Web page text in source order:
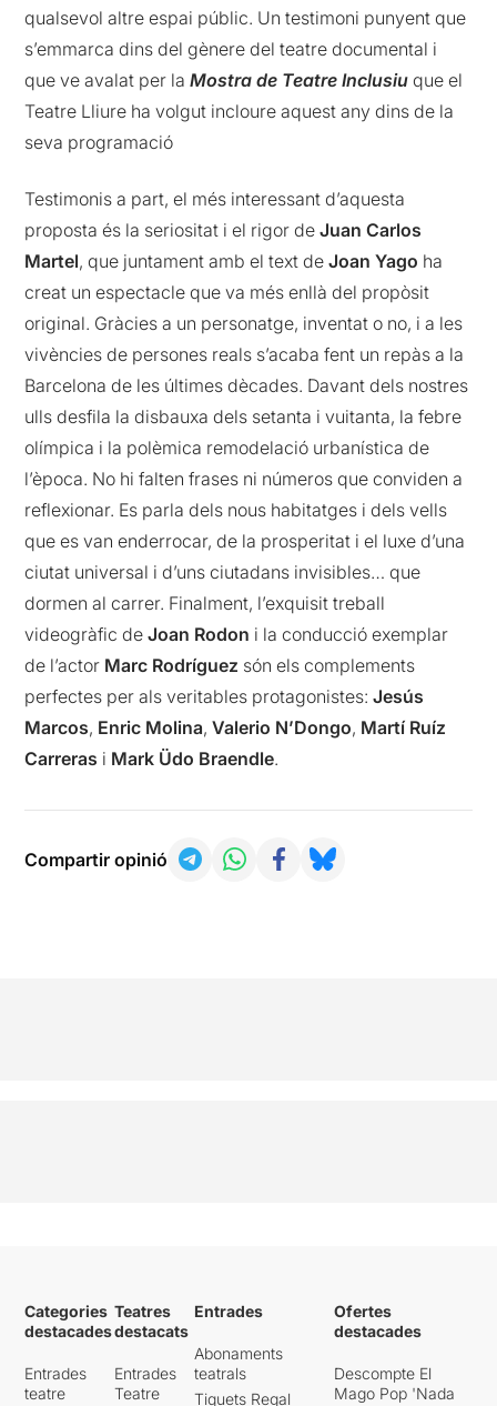
qualsevol altre espai públic. Un testimoni punyent que
s’emmarca dins del gènere del teatre documental i
que ve avalat per la Mostra de Teatre Inclusiu que el
Teatre Lliure ha volgut incloure aquest any dins de la
seva programació
Testimonis a part, el més interessant d’aquesta
proposta és la seriositat i el rigor deJuan Carlos
Martel, que juntament amb el text deJoan Yago ha
creat un espectacle que va més enllà del propòsit
original. Gràcies a un personatge, inventat o no, i a les
vivències de persones reals s’acaba fent un repàs a la
Barcelona de les últimes dècades. Davant dels nostres
ulls desfila la disbauxa dels setanta i vuitanta, la febre
olímpica i la polèmica remodelació urbanística de
l’època. No hi falten frases ni números que conviden a
reflexionar. Es parla dels nous habitatges i dels vells
que es van enderrocar, de la prosperitat i el luxe d’una
ciutat universal i d’uns ciutadans invisibles… que
dormen al carrer. Finalment, l’exquisit treball
videogràfic deJoan Rodon i la conducció exemplar
de l’actor Marc Rodríguez són els complements
perfectes per als veritables protagonistes:Jesús
Marcos, Enric Molina,Valerio N’Dongo, Martí Ruíz
Carreras i Mark Üdo Braendle.
Compartir opinió
Categories
destacades
Entrades
teatre
Teatres
destacats
Entrades
Teatre
Entrades
Abonaments
teatrals
Tiquets Regal
Ofertes
destacades
Descompte El
Mago Pop 'Nada